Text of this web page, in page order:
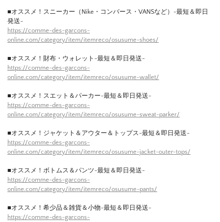
■オススメ！スニーカー（Nike・コンバース・VANSなど）-最短＆即日
発送-
https://comme-des-garcons-
online.com/category/item/itemreco/osusume-shoes/
■オススメ！財布・ウォレット-最短＆即日発送-
https://comme-des-garcons-
online.com/category/item/itemreco/osusume-wallet/
■オススメ！スエット＆パーカー-最短＆即日発送-
https://comme-des-garcons-
online.com/category/item/itemreco/osusume-sweat-parker/
■オススメ！ジャケット＆アウター＆トップス-最短＆即日発送-
https://comme-des-garcons-
online.com/category/item/itemreco/osusume-jacket-outer-tops/
■オススメ！ボトムス＆パンツ-最短＆即日発送-
https://comme-des-garcons-
online.com/category/item/itemreco/osusume-pants/
■オススメ！希少品＆雑貨＆小物-最短＆即日発送-
https://comme-des-garcons-